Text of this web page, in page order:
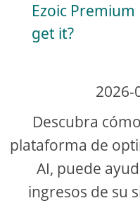
Ezoic
get it?
2026-
Descubra
plataforma de
AI, puede
ingresos de su